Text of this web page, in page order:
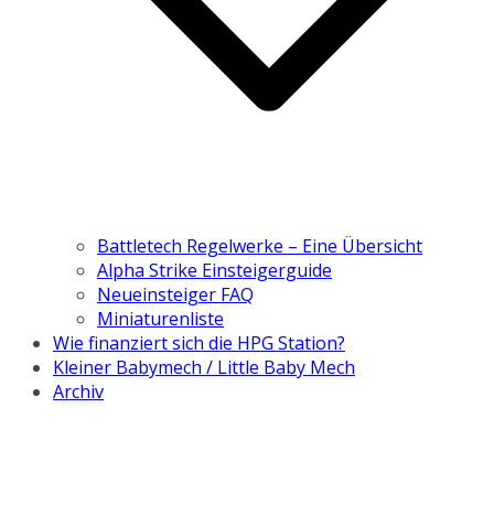
Battletech Regelwerke – Eine Übersicht
Alpha Strike Einsteigerguide
Neueinsteiger FAQ
Miniaturenliste
Wie finanziert sich die HPG Station?
Kleiner Babymech / Little Baby Mech
Archiv